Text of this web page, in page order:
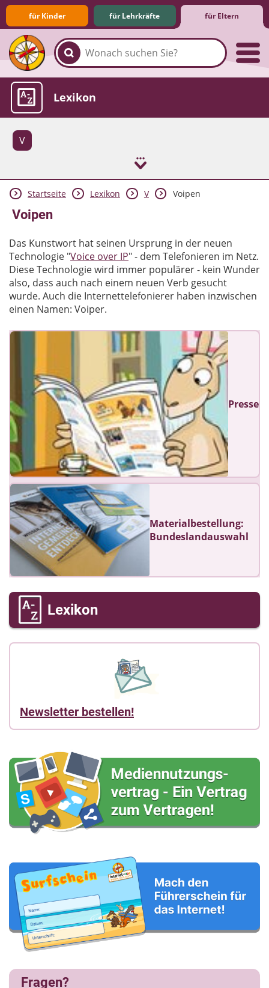
für Kinder für Lehrkräfte für Eltern
Familie & Medien
Spieletipps & Lernsoftware
Die Jüngsten im Netz
Lexikon
V
Aktuelles
Startseite Lexikon V Voipen
Voipen
Das Kunstwort hat seinen Ursprung in der neuen
Technologie "Voice over IP" - dem Telefonieren im Netz.
Diese Technologie wird immer populärer - kein Wunder
also, dass auch nach einem neuen Verb gesucht
wurde. Auch die Internettelefonierer haben inzwischen
einen Namen: Voiper.
Presse
Materialbestellung:
Bundeslandauswahl
Lexikon
Newsletter bestellen!
Fragen?